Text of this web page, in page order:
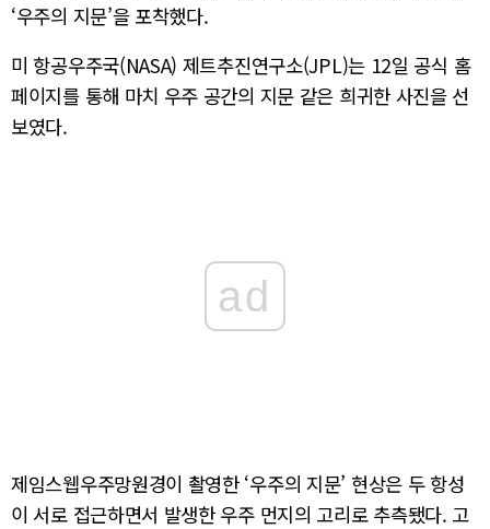
‘우주의 지문’을 포착했다.
미 항공우주국(NASA) 제트추진연구소(JPL)는 12일 공식 홈
페이지를 통해 마치 우주 공간의 지문 같은 희귀한 사진을 선
보였다.
ad
제임스웹우주망원경이 촬영한 ‘우주의 지문’ 현상은 두 항성
이 서로 접근하면서 발생한 우주 먼지의 고리로 추측됐다. 고